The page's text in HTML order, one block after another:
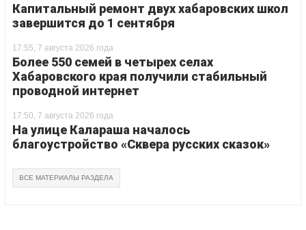
Капитальный ремонт двух хабаровских школ
завершится до 1 сентября
17:55, 7 августа 2026 года
Более 550 семей в четырех селах
Хабаровского края получили стабильный
проводной интернет
17:50, 7 августа 2026 года
На улице Калараша началось
благоустройство «Сквера русских сказок»
ВСЕ МАТЕРИАЛЫ РАЗДЕЛА